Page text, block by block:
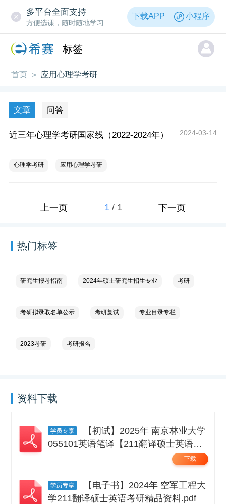
多平台全面支持
方便选课，随时随地学习
下载APP 小程序
标签
首页 > 应用心理学考研
文章 问答
近三年心理学考研国家线（2022-2024年） 2024-03-14
心理学考研 应用心理学考研
上一页 1 / 1 下一页
热门标签
研究生报考指南 2024年硕士研究生招生专业 考研
考研拟录取名单公示 考研复试 专业目录专栏
2023考研 考研报名
资料下载
055101英语笔译【211翻译硕士英语】
下载
学211翻译硕士英语考研精品资料.pdf